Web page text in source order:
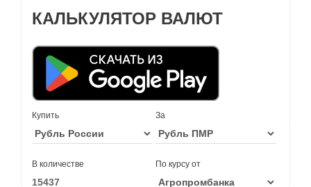
КАЛЬКУЛЯТОР ВАЛЮТ
Купить За
В количестве По курсу от